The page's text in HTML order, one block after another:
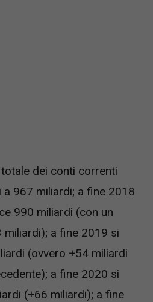
dei conti correnti
a 967 miliardi; a fine 2018
990 miliardi (con un
miliardi); a fine 2019 si
(ovvero +54 miliardi
a fine 2020 si
(+66 miliardi); a fine